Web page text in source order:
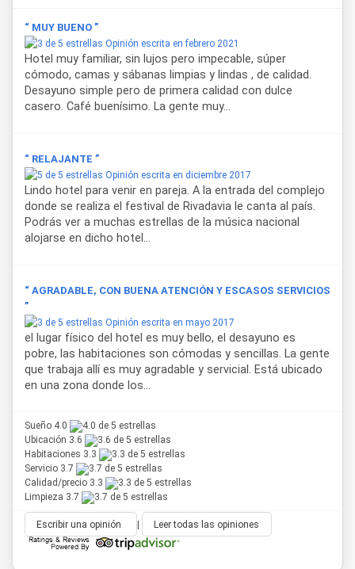
“ MUY BUENO ”
Opinión escrita en febrero 2021
Hotel muy familiar, sin lujos pero impecable, súper
cómodo, camas y sábanas limpias y lindas , de calidad.
Desayuno simple pero de primera calidad con dulce
casero. Café buenísimo. La gente muy...
“ RELAJANTE ”
Opinión escrita en diciembre 2017
Lindo hotel para venir en pareja. A la entrada del complejo
donde se realiza el festival de Rivadavia le canta al país.
Podrás ver a muchas estrellas de la música nacional
alojarse en dicho hotel...
“ AGRADABLE, CON BUENA ATENCIÓN Y ESCASOS SERVICIOS
”
Opinión escrita en mayo 2017
el lugar físico del hotel es muy bello, el desayuno es
pobre, las habitaciones son cómodas y sencillas. La gente
que trabaja allí es muy agradable y servicial. Está ubicado
en una zona donde los...
Sueño 4.0
Ubicación 3.6
Habitaciones 3.3
Servicio 3.7
Calidad/precio 3.3
Limpieza 3.7
Escribir una opinión Leer todas las opiniones